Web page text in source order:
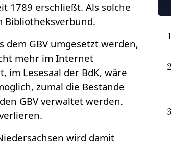
1789 erschließt. Als solche
Bibliotheksverbund.
dem GBV umgesetzt werden,
mehr im Internet
im Lesesaal der BdK, wäre
zumal die Bestände
GBV verwaltet werden.
wird damit